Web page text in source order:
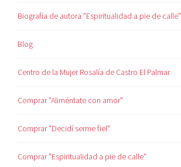
Biografía de autora "Espiritualidad a pie de calle"
Blog
Centro de la Mujer Rosalía de Castro El Palmar
Comprar "Aliméntate con amor"
Comprar "Decidí serme fiel"
Comprar "Espiritualidad a pie de calle"